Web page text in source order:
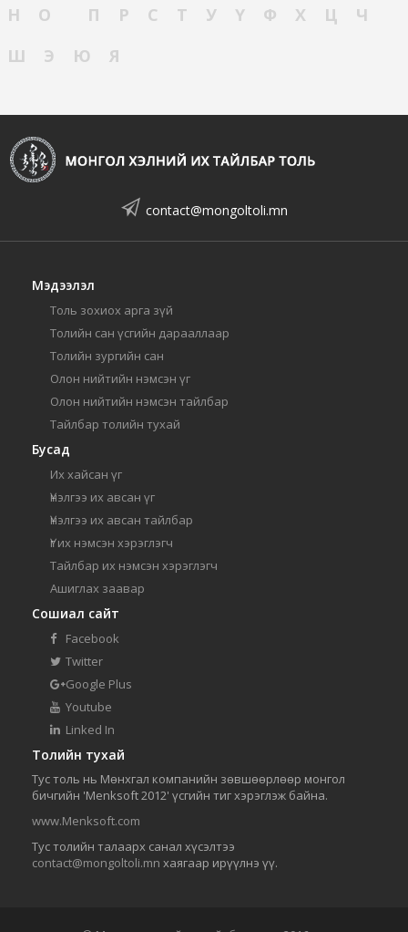
Н
О П Р С Т У Ү Ф Х Ц
Ч
Ш
Э Ю Я
contact@mongoltoli.mn
Мэдээлэл
Толь зохиох арга зүй
Толийн сан үсгийн дарааллаар
Толийн зургийн сан
Олон нийтийн нэмсэн үг
Олон нийтийн нэмсэн тайлбар
Тайлбар толийн тухай
Бусад
Их хайсан үг
Үнэлгээ их авсан үг
Үнэлгээ их авсан тайлбар
Үг их нэмсэн хэрэглэгч
Тайлбар их нэмсэн хэрэглэгч
Ашиглах заавар
Сошиал сайт
Facebook
Twitter
Google Plus
Youtube
Linked In
Толийн тухай
Тус толь нь Мөнхгал компанийн зөвшөөрлөөр монгол
бичгийн 'Menksoft 2012' үсгийн тиг хэрэглэж байна.
www.Menksoft.com
Тус толийн талаарх санал хүсэлтээ
contact@mongoltoli.mn хаягаар ирүүлнэ үү.